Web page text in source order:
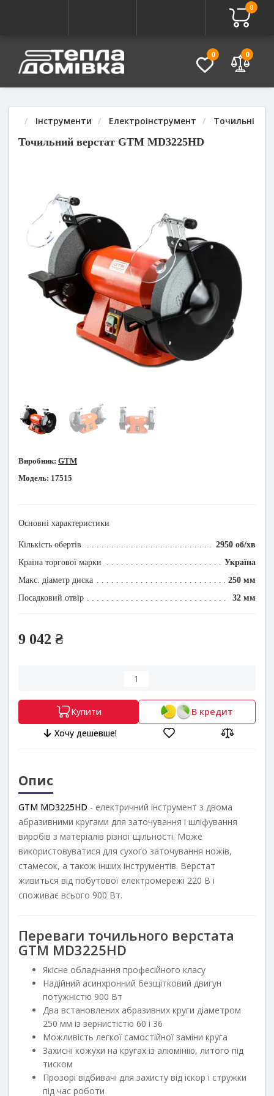
0
0 0
Інструменти Електроінструмент Точильні
Точильний верстат GTM MD3225HD
Питання - Відповідь
Виробник: GTM
Модель: 17515
Основні характеристики
Кількість обертів
2950 об/хв
Країна торгової марки
Україна
Макс. діаметр диска
250 мм
Посадковий отвір
32 мм
9 042 ₴
Купити В кредит
Хочу дешевше!
Опис
GTM MD3225HD - електричний інструмент з двома
абразивними кругами для заточування і шліфування
виробів з матеріалів різної щільності. Може
використовуватися для сухого заточування ножів,
стамесок, а також інших інструментів. Верстат
живиться від побутової електромережі 220 В і
споживає всього 900 Вт.
Переваги точильного верстата
GTM MD3225HD
Якісне обладнання професійного класу
Надійний асинхронний безщітковий двигун
потужністю 900 Вт
Два встановлених абразивних круги діаметром
250 мм із зернистістю 60 і 36
Можливість легкої самостійної заміни круга
Захисні кожухи на кругах із алюмінію, литого під
тиском
Прозорі відбивачі для захисту від іскор і стружки
під час роботи